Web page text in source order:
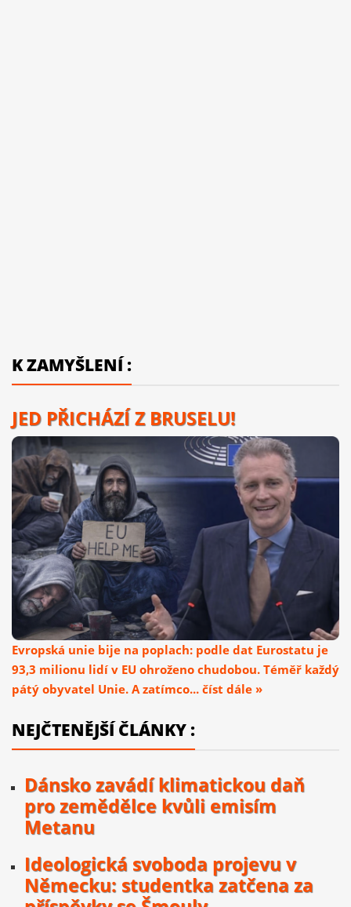
K ZAMYŠLENÍ :
JED PŘICHÁZÍ Z BRUSELU!
Evropská unie bije na poplach: podle dat Eurostatu je
93,3 milionu lidí v EU ohroženo chudobou. Téměř každý
pátý obyvatel Unie. A zatímco... číst dále »
NEJČTENĚJŠÍ ČLÁNKY :
Dánsko zavádí klimatickou daň
pro zemědělce kvůli emisím
Metanu
Ideologická svoboda projevu v
Německu: studentka zatčena za